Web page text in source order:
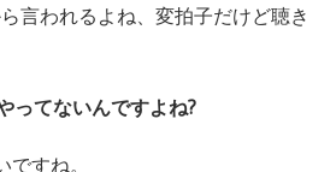
言われるよね、変拍子だけど聴き
ってないんですよね?
すね。